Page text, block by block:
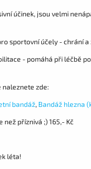
účinek, jsou velmi
sportovní účely - chrání
- pomáhá při léčbě
naleznete zde:
bandáž, Bandáž hlezna
než příznivá ;) 165,- Kč
léta!